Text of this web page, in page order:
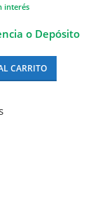
interés
o Depósito
CARRITO